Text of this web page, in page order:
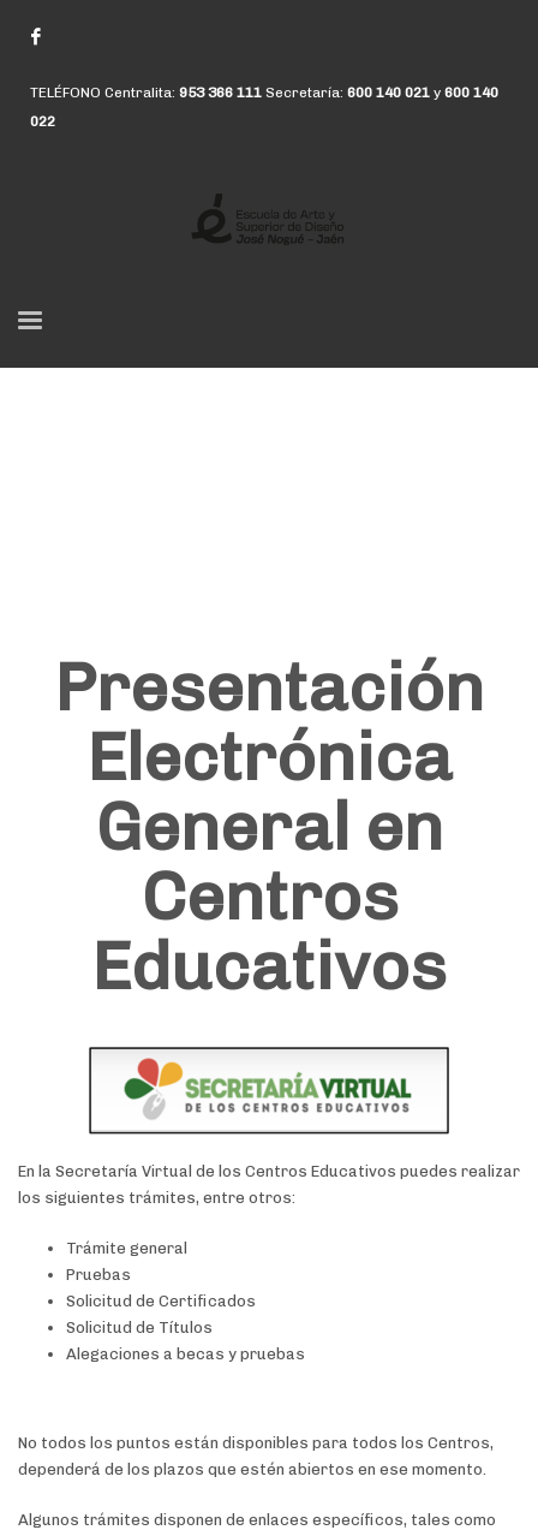
TELÉFONO Centralita: 953 366 111 Secretaría: 600 140 021 y 600 140
022
Presentación
Electrónica
General en
Centros
Educativos
En la Secretaría Virtual de los Centros Educativos puedes realizar
los siguientes trámites, entre otros:
Trámite general
Pruebas
Solicitud de Certificados
Solicitud de Títulos
Alegaciones a becas y pruebas
No todos los puntos están disponibles para todos los Centros,
dependerá de los plazos que estén abiertos en ese momento.
Algunos trámites disponen de enlaces específicos, tales como